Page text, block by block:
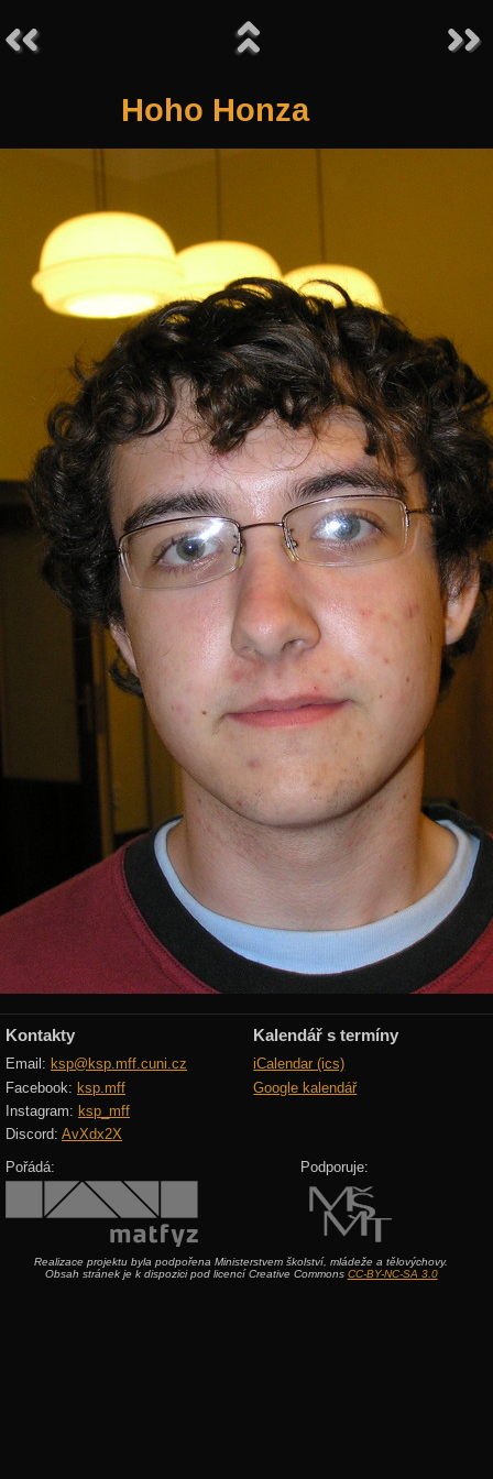
Hoho Honza
Kontakty
Email: ksp@ksp.mff.cuni.cz
Facebook: ksp.mff
Instagram: ksp_mff
Discord: AvXdx2X
Kalendář s termíny
iCalendar (ics)
Google kalendář
Pořádá: Podporuje:
Realizace projektu byla podpořena Ministerstvem školství, mládeže a tělovýchovy.
Obsah stránek je k dispozici pod licencí Creative Commons CC-BY-NC-SA 3.0